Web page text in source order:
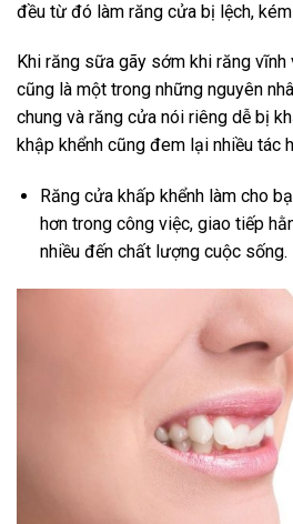
đều từ đó làm răng cửa bị lệch,
Khi răng sữa gãy sớm khi răng vĩnh
cũng là một trong những nguyên
chung và răng cửa nói riêng dễ bị
khập khểnh cũng đem lại nhiều tác
Răng cửa khấp khểnh làm cho
hơn trong công việc, giao tiếp
nhiều đến chất lượng cuộc sống.